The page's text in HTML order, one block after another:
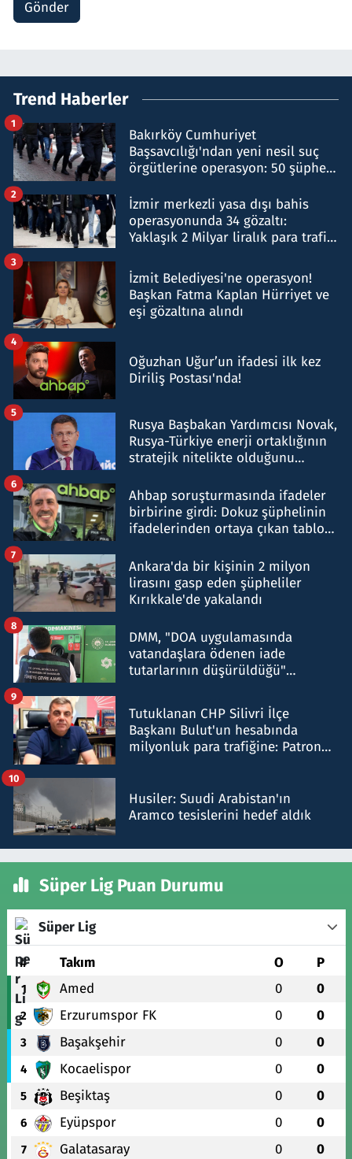
Gönder
Trend Haberler
Bakırköy Cumhuriyet
Başsavcılığı'ndan yeni nesil suç
örgütlerine operasyon: 50 şüpheli
1
İzmir merkezli yasa dışı bahis
operasyonunda 34 gözaltı:
Yaklaşık 2 Milyar liralık para trafiği
2
İzmit Belediyesi'ne operasyon!
Başkan Fatma Kaplan Hürriyet ve
eşi gözaltına alındı
3
Oğuzhan Uğur’un ifadesi ilk kez
Diriliş Postası'nda!
4
Rusya Başbakan Yardımcısı Novak,
Rusya-Türkiye enerji ortaklığının
stratejik nitelikte olduğunu
5
Ahbap soruşturmasında ifadeler
birbirine girdi: Dokuz şüphelinin
ifadelerinden ortaya çıkan tablo
6
Ankara'da bir kişinin 2 milyon
lirasını gasp eden şüpheliler
Kırıkkale'de yakalandı
7
DMM, "DOA uygulamasında
vatandaşlara ödenen iade
tutarlarının düşürüldüğü"
8
Tutuklanan CHP Silivri İlçe
Başkanı Bulut'un hesabında
milyonluk para trafiğine: Patron
9
Husiler: Suudi Arabistan'ın
Aramco tesislerini hedef aldık
10
Süper Lig Puan Durumu
Süper Lig
# Takım O P
1 Amed 0 0
2 Erzurumspor FK 0 0
3 Başakşehir 0 0
4 Kocaelispor 0 0
5 Beşiktaş 0 0
6 Eyüpspor 0 0
7 Galatasaray 0 0